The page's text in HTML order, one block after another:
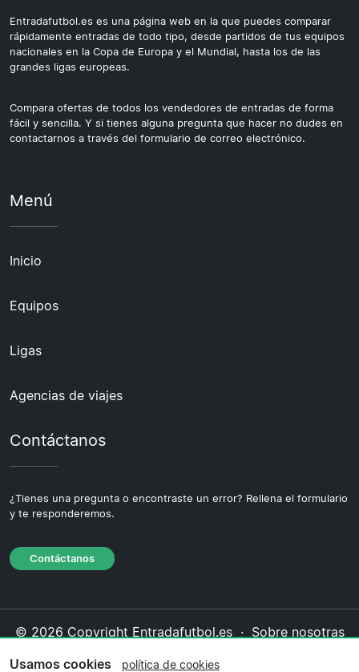
Entradafutbol.es es una página web en la que puedes comparar
rápidamente entradas de todo tipo, desde partidos de tus equipos
nacionales en la Copa de Europa y el Mundial, hasta los de las
grandes ligas europeas.
Compara ofertas de todos los vendedores de entradas de forma
fácil y sencilla. Y si tienes alguna pregunta que hacer no dudes en
contactarnos a través del formulario de correo electrónico.
Menú
Inicio
Equipos
Ligas
Agencias de viajes
Contáctanos
¿Tienes una pregunta o encontraste un error? Rellena el formulario
y te responderemos.
Contáctanos
© 2026 Copyright Entradafutbol.es · Sobre nosotras
Usamos cookies política de cookies